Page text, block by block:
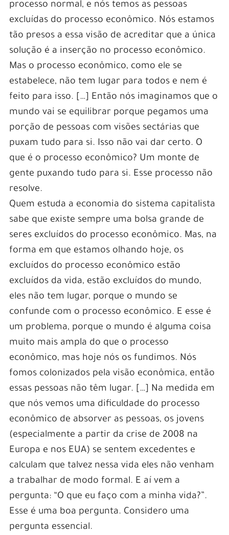
processo normal, e nós temos as pessoas
excluídas do processo econômico. Nós estamos
tão presos a essa visão de acreditar que a única
solução é a inserção no processo econômico.
Mas o processo econômico, como ele se
estabelece, não tem lugar para todos e nem é
feito para isso. […] Então nós imaginamos que o
mundo vai se equilibrar porque pegamos uma
porção de pessoas com visões sectárias que
puxam tudo para si. Isso não vai dar certo. O
que é o processo econômico? Um monte de
gente puxando tudo para si. Esse processo não
resolve.
Quem estuda a economia do sistema capitalista
sabe que existe sempre uma bolsa grande de
seres excluídos do processo econômico. Mas, na
forma em que estamos olhando hoje, os
excluídos do processo econômico estão
excluídos da vida, estão excluídos do mundo,
eles não tem lugar, porque o mundo se
confunde com o processo econômico. E esse é
um problema, porque o mundo é alguma coisa
muito mais ampla do que o processo
econômico, mas hoje nós os fundimos. Nós
fomos colonizados pela visão econômica, então
essas pessoas não têm lugar. […] Na medida em
que nós vemos uma dificuldade do processo
econômico de absorver as pessoas, os jovens
(especialmente a partir da crise de 2008 na
Europa e nos EUA) se sentem excedentes e
calculam que talvez nessa vida eles não venham
a trabalhar de modo formal. E aí vem a
pergunta: “O que eu faço com a minha vida?”.
Esse é uma boa pergunta. Considero uma
pergunta essencial.